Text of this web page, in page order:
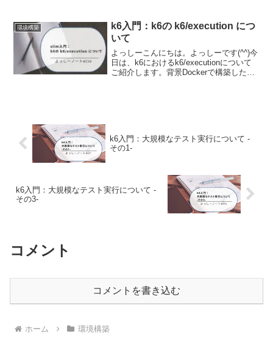
を備忘として記事に残しました。gc...
環境構築
k6入門：k6の k6/execution につ
いて
よっしーこんにちは。よっしーです(^^)今
日は、k6におけるk6/executionについて
ご紹介します。背景Dockerで構築した
k6入門：大規模なテスト実行について -
その1-
k6入門：大規模なテスト実行について -
その3-
コメント
コメントを書き込む
ホーム 環境構築